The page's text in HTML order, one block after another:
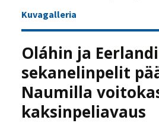
Kuvagalleria
Oláhin ja
sekanelinpelit
Naumilla
kaksinpeliavaus